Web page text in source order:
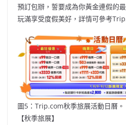
預訂包辦，誓要成為你黃金連假的
玩滿享受度假美好，詳情可參考
圖5：Trip.com秋季旅展活動日曆。
【秋季旅展】